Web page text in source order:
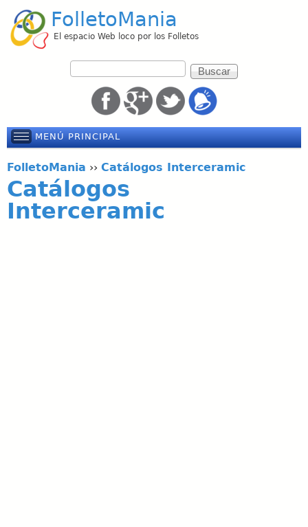
Pasar
al
principal
FolletoMania
El espacio Web loco por los Folletos
F
o
u
l
a
r
i
o
d
B
u
r
MENÚ PRINCIPAL
FolletoMania ›› Catálogos Interceramic
Catálogos
Interceramic